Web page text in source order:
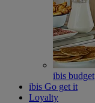
ibis budget
ibis Go get it
Loyalty